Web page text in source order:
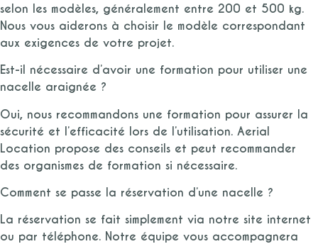
selon les modèles, généralement entre 200 et 500 kg.
Nous vous aiderons à choisir le modèle correspondant
aux exigences de votre projet.
Est-il nécessaire d’avoir une formation pour utiliser une
nacelle araignée ?
Oui, nous recommandons une formation pour assurer la
sécurité et l’efficacité lors de l’utilisation. Aerial
Location propose des conseils et peut recommander
des organismes de formation si nécessaire.
Comment se passe la réservation d’une nacelle ?
La réservation se fait simplement via notre site internet
ou par téléphone. Notre équipe vous accompagnera